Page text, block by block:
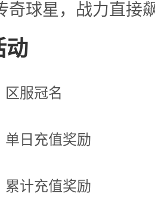
奇球星，战力直接
动
区服冠名
单日充值奖励
累计充值奖励